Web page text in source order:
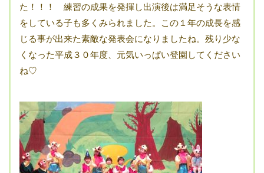
た！！！ 練習の成果を発揮し出演後は満足そうな表情
をしている子も多くみられました。この１年の成長を感
じる事が出来た素敵な発表会になりましたね。残り少な
くなった平成３０年度、元気いっぱい登園してください
ね♡